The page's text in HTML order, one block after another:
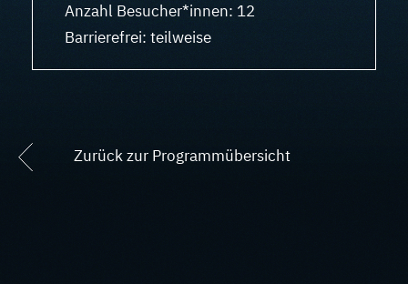
Anzahl Besucher*innen: 12
Barrierefrei: teilweise
Zurück zur Programmübersicht